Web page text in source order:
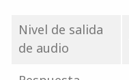
Nivel de salida
de audio